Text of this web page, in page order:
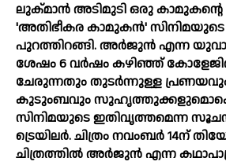
ലുക്മാന്‍ അടിമുടി ഒരു
'അതിഭീകര കാമുകന്‍' സിനിമയുടെ
പുറത്തിറങ്ങി. അര്‍ജുന്‍ എന്ന
ശേഷം 6 വര്‍ഷം കഴിഞ്ഞ്
ചേരുന്നതും തുടര്‍ന്നുള്ള
കുടുംബവും
സിനിമയുടെ ഇതിവൃത്തമെന്ന
ട്രെയിലര്‍. ചിത്രം നവംബര്‍ 14ന്
ചിത്രത്തില്‍ അര്‍ജുന്‍ എന്ന